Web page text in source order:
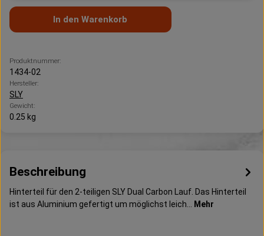
In den Warenkorb
Produktnummer:
1434-02
Hersteller:
SLY
Gewicht:
0.25 kg
Beschreibung
Hinterteil für den 2-teiligen SLY Dual Carbon Lauf. Das Hinterteil
ist aus Aluminium gefertigt um möglichst leich…
Mehr